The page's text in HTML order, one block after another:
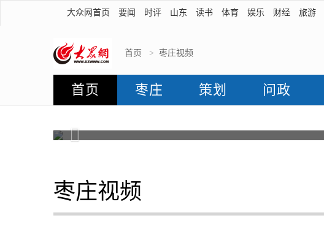
大众网首页 要闻 时评 山东 读书 体育 娱乐 财经 旅游
首页 > 枣庄视频
首页 枣庄 策划 问政
Previous
枣庄视频